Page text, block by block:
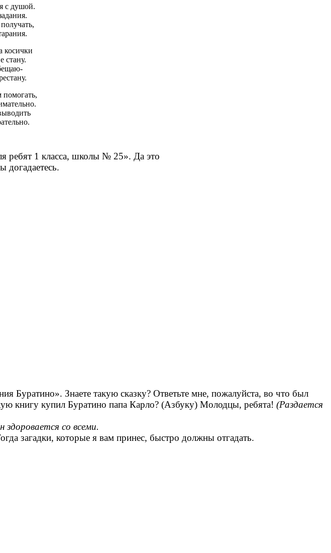
с душой.
косички
стану.
помогать,
ребят 1 класса, школы № 25». Да это
догадаетесь.
Буратино». Знаете такую сказку? Ответьте мне, пожалуйста, во что был
книгу купил Буратино папа Карло? (Азбуку) Молодцы, ребята! (Раздается
со всеми.
загадки, которые я вам принес, быстро должны отгадать.